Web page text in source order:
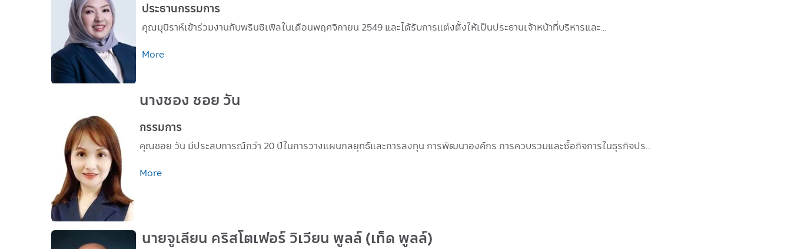
ประธานกรรมการ
คุณมุนิราห์เข้าร่วมงานกับพรินซิเพิลในเดือนพฤศจิกายน 2549 และได้รับการแต่งตั้งให้เป็นประธานเจ้าหน้าที่บริหารและ…
More
นางชอง ชอย วัน
กรรมการ
คุณชอย วัน มีประสบการณ์กว่า 20 ปีในการวางแผนกลยุทธ์และการลงทุน การพัฒนาองค์กร การควบรวมและซื้อกิจการในธุรกิจปร…
More
นายจูเลียน คริสโตเฟอร์ วิเวียน พูลล์ (เท็ด พูลล์)